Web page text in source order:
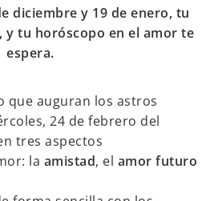
diciembre y 19 de enero, tu
y tu horóscopo en el amor te
espera.
que auguran los astros
24 de febrero del
tres aspectos
la amistad, el amor futuro